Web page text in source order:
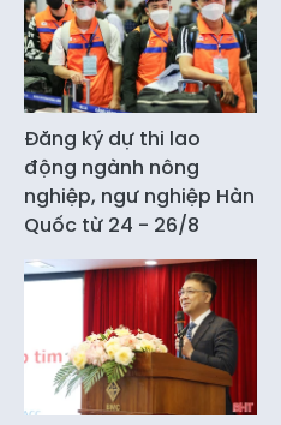
Đăng ký dự thi lao
động ngành nông
nghiệp, ngư nghiệp Hàn
Quốc từ 24 - 26/8